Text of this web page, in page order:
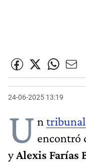
24-06-2025 13:19
U n
encontró
yAlexis Farías